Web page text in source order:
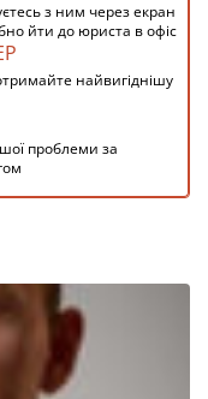
з ним через екран
йти до юриста в офіс
найвигіднішу
проблеми за